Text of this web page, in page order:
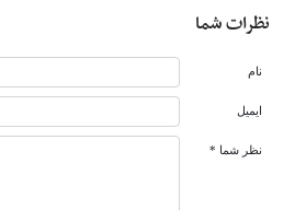
نظرات شما
نام
ایمیل
نظر شما *